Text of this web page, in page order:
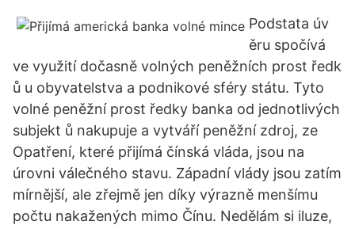
Podstata úv
ěru spočívá
ve využití dočasně volných peněžních prost ředk
ů u obyvatelstva a podnikové sféry státu. Tyto
volné peněžní prost ředky banka od jednotlivých
subjekt ů nakupuje a vytváří peněžní zdroj, ze
Opatření, které přijímá čínská vláda, jsou na
úrovni válečného stavu. Západní vlády jsou zatím
mírnější, ale zřejmě jen díky výrazně menšímu
počtu nakažených mimo Čínu. Nedělám si iluze,